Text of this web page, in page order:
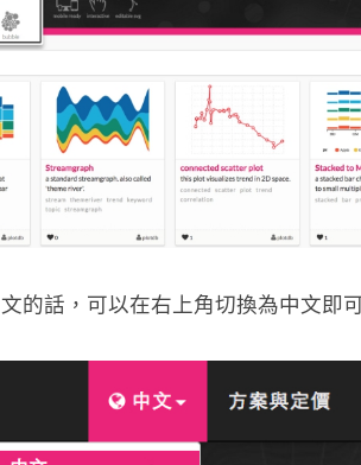
的話，可以在右上角切換為中文即